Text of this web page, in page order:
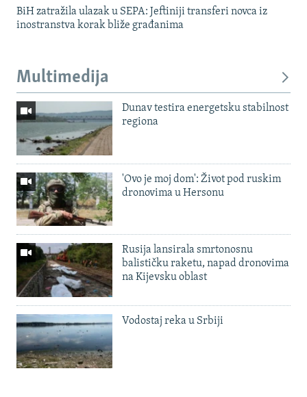
BiH zatražila ulazak u SEPA: Jeftiniji transferi novca iz
inostranstva korak bliže građanima
Multimedija
Dunav testira energetsku stabilnost
regiona
'Ovo je moj dom': Život pod ruskim
dronovima u Hersonu
Rusija lansirala smrtonosnu
balističku raketu, napad dronovima
na Kijevsku oblast
Vodostaj reka u Srbiji